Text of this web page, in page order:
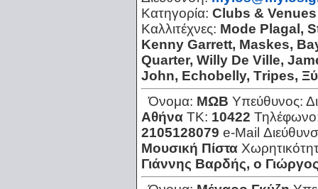
Κατηγορία: Clubs & Venues
Καλλιτέχνες: Μode Ρlagal,
Κenny Garrett, Μaskes,
Quarter, Willy De Ville,
John, Εchobelly, Τripes,
Όνομα: ΜΩΒ Υπεύθυνος:
Αθήνα ΤΚ: 10422
2105128079 e-Mail
Μουσική Πίστα
Γιάννης Βαρδής, ο